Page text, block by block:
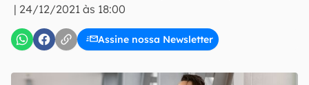
| 24/12/2021 às 18:00
Assine nossa Newsletter
inscreva-se